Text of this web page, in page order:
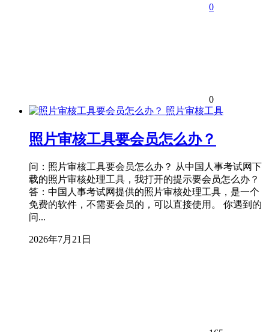
0
0
照片审核工具
照片审核工具要会员怎么办？
问：照片审核工具要会员怎么办？ 从中国人事考试网下
载的照片审核处理工具，我打开的提示要会员怎么办？
答：中国人事考试网提供的照片审核处理工具，是一个
免费的软件，不需要会员的，可以直接使用。 你遇到的
问...
2026年7月21日